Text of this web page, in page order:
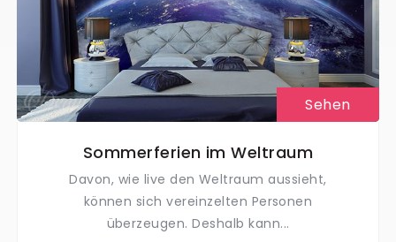
Sehen
Sommerferien im Weltraum
Davon, wie live den Weltraum aussieht,
können sich vereinzelten Personen
überzeugen. Deshalb kann...